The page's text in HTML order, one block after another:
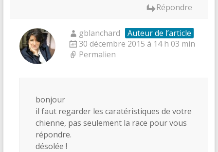
Répondre
gblanchard
Auteur de l’article
30 décembre 2015 à 14 h 03 min
Permalien
bonjour
il faut regarder les caratéristiques de votre
chienne, pas seulement la race pour vous
répondre.
désolée !